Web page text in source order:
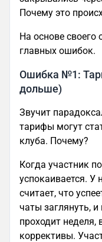
Почему это
На основе своего
главных ошибок.
Ошибка №1:
дольше)
Звучит
тарифы могут
клуба. Почему?
Когда участник
успокаивается. У
считает, что
чаты заглянуть,
проходит неделя,
коррективы.